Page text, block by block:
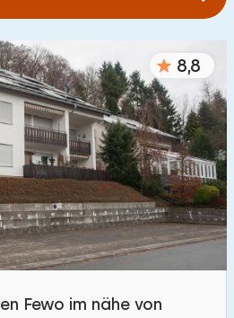
8,8
Fewo im nähe von